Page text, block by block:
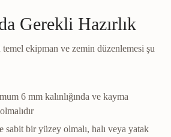
Gerekli Hazırlık
temel ekipman ve zemin düzenlemesi şu
6 mm kalınlığında ve kayma
sabit bir yüzey olmalı, halı veya yatak